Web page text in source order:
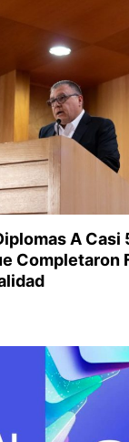
A Casi
Completaron